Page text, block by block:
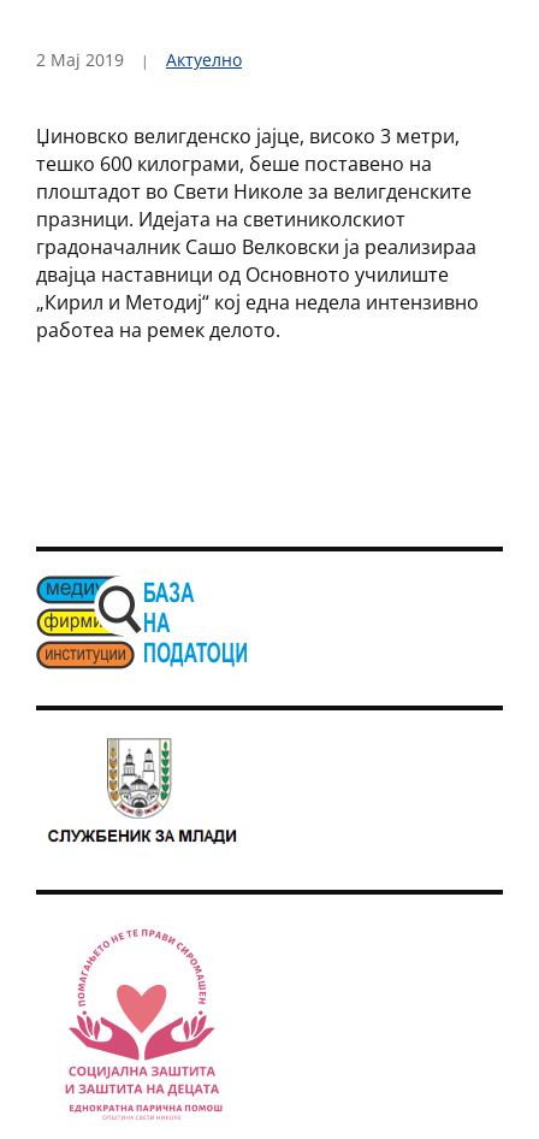
2 Мај 2019 Актуелно
Џиновско велигденско јајце, високо 3 метри,
тешко 600 килограми, беше поставено на
плоштадот во Свети Николе за велигденските
празници. Идејата на светиниколскиот
градоначалник Сашо Велковски ја реализираа
двајца наставници од Основното училиште
„Кирил и Методиј“ кој една недела интензивно
работеа на ремек делото.